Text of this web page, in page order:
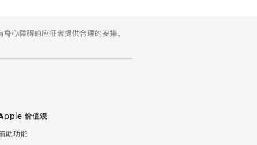
心障碍的应征者提供合理的安排。
价值观
助功能